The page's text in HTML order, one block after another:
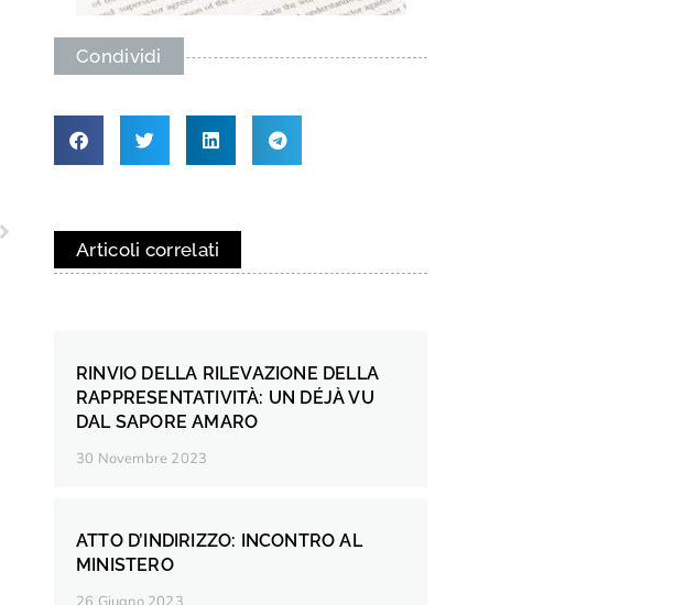
Condividi
Articoli correlati
RINVIO DELLA RILEVAZIONE DELLA
RAPPRESENTATIVITÀ: UN DÉJÀ VU
DAL SAPORE AMARO
30 Novembre 2023
ATTO D’INDIRIZZO: INCONTRO AL
MINISTERO